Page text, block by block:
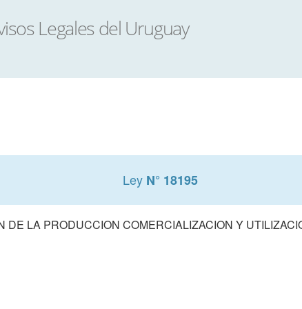
Ley N° 18195
DE LA PRODUCCION COMERCIALIZACION Y